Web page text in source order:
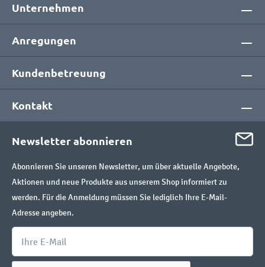
Unternehmen
Anregungen
Kundenbetreuung
Kontakt
Newsletter abonnieren
Abonnieren Sie unseren Newsletter, um über aktuelle Angebote,
Aktionen und neue Produkte aus unserem Shop informiert zu
werden. Für die Anmeldung müssen Sie lediglich Ihre E-Mail-
Adresse angeben.